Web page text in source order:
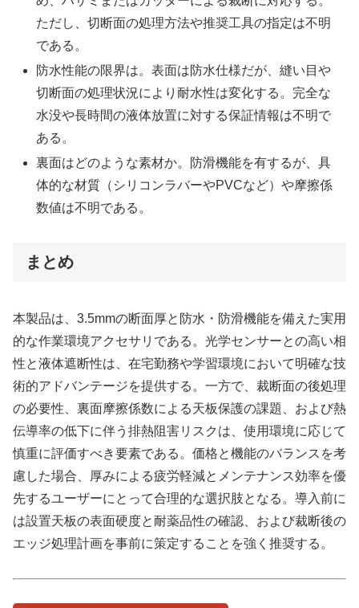
ただし、切断面の処理方法や推奨工具の指定は不明
である。
防水性能の限界は。表面は防水仕様だが、縫い目や
切断面の処理状況により耐水性は変化する。完全な
水没や長時間の液体放置に対する保証情報は不明で
ある。
裏面はどのような素材か。防滑機能を有するが、具
体的な材質（シリコンラバーやPVCなど）や摩擦係
数値は不明である。
まとめ
本製品は、3.5mmの断面厚と防水・防滑機能を備えた実用
的な作業環境アクセサリである。光学センサーとの高い相
性と液体遮断性は、在宅勤務や学習環境において明確な技
術的アドバンテージを提供する。一方で、裁断面の後処理
の必要性、裏面摩擦係数による天板保護の課題、および熱
伝導率の低下に伴う排熱阻害リスクは、使用環境に応じて
慎重に評価すべき要素である。価格と機能のバランスを考
慮した場合、厚みによる疲労軽減とメンテナンス効率を優
先するユーザーにとって合理的な選択肢となる。導入前に
は設置天板の表面硬度と耐薬品性の確認、および裁断後の
エッジ処理計画を事前に策定することを強く推奨する。